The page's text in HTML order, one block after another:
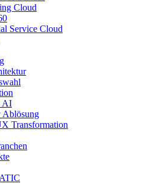
Cloud
Service Cloud
AI
Ablösung
Transformation